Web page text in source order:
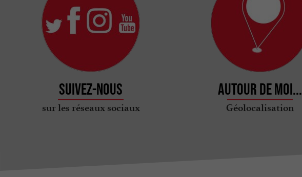
Suivez-nous
sur les réseaux sociaux
Autour de moi...
Géolocalisation